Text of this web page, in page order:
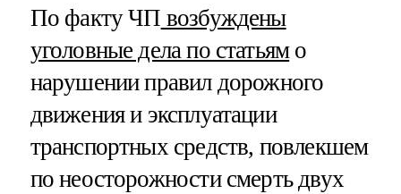
По факту ЧП возбуждены
уголовные дела по статьямо
нарушении правил дорожного
движения и эксплуатации
транспортных средств, повлекшем
по неосторожности смерть двух